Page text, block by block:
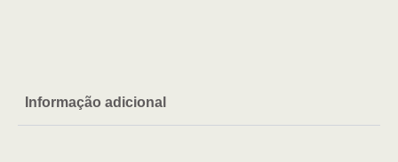
Informação adicional